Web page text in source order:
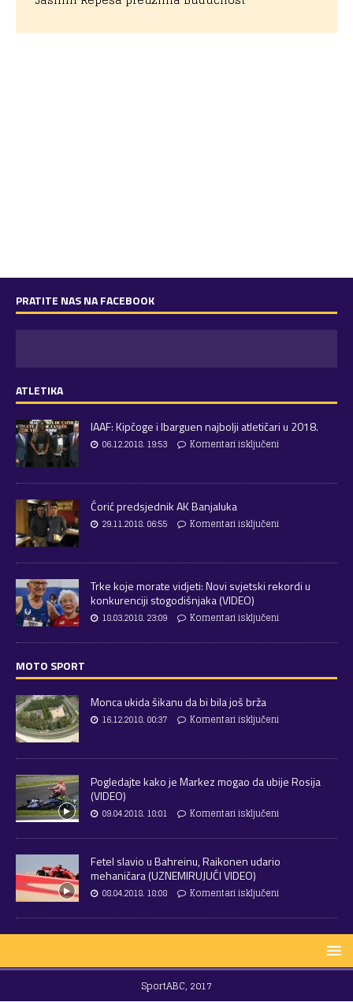
PRATITE NAS NA FACEBOOK
ATLETIKA
IAAF: Kipčoge i Ibarguen najbolji atletičari u 2018.
06.12.2018. 19:53 Komentari isključeni
Ćorić predsjednik AK Banjaluka
29.11.2018. 06:55 Komentari isključeni
Trke koje morate vidjeti: Novi svjetski rekordi u
konkurenciji stogodišnjaka (VIDEO)
18.03.2018. 23:09 Komentari isključeni
MOTO SPORT
Monca ukida šikanu da bi bila još brža
16.12.2018. 00:37 Komentari isključeni
Pogledajte kako je Markez mogao da ubije Rosija
(VIDEO)
09.04.2018. 18:01 Komentari isključeni
Fetel slavio u Bahreinu, Raikonen udario
mehaničara (UZNEMIRUJUĆI VIDEO)
08.04.2018. 18:08 Komentari isključeni
SportABC, 2017